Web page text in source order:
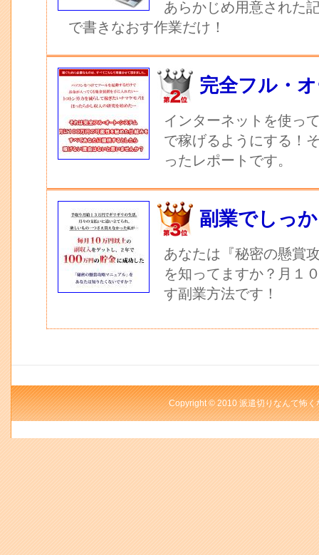
あらかじめ用意された
で書きなおす作業だけ！
完全フル・
インターネットを使っ
で稼げるようにする！
ったレポートです。
副業でしっ
あなたは『秘密の懸賞
を知ってますか？月１
す副業方法です！
Copyright © 2010 派遣切りなんて怖